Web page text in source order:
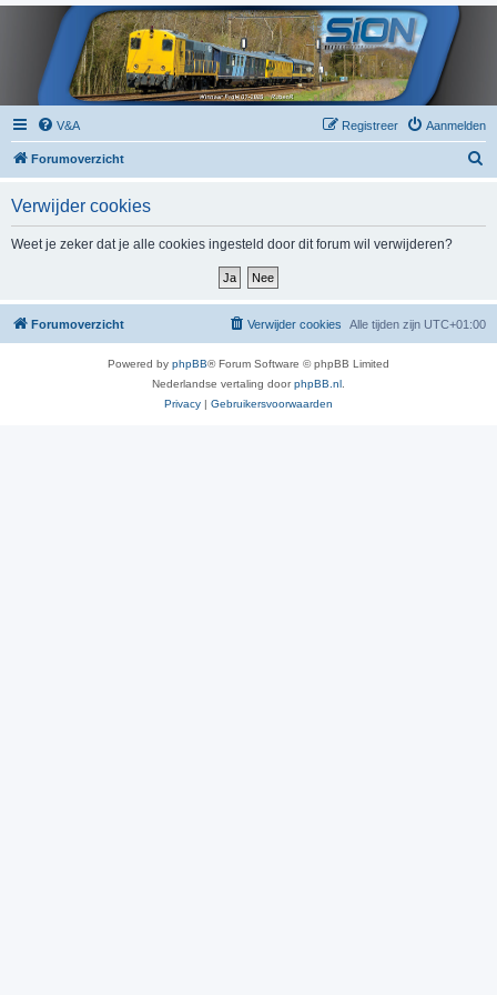
V&A Aanmelden
Registreer
Forumoverzicht
Verwijder cookies
Weet je zeker dat je alle cookies ingesteld door dit forum wil verwijderen?
Forumoverzicht Alle tijden zijn UTC+01:00
Verwijder cookies
Powered by phpBB® Forum Software © phpBB Limited
Nederlandse vertaling doorphpBB.nl
Privacy | Gebruikersvoorwaarden